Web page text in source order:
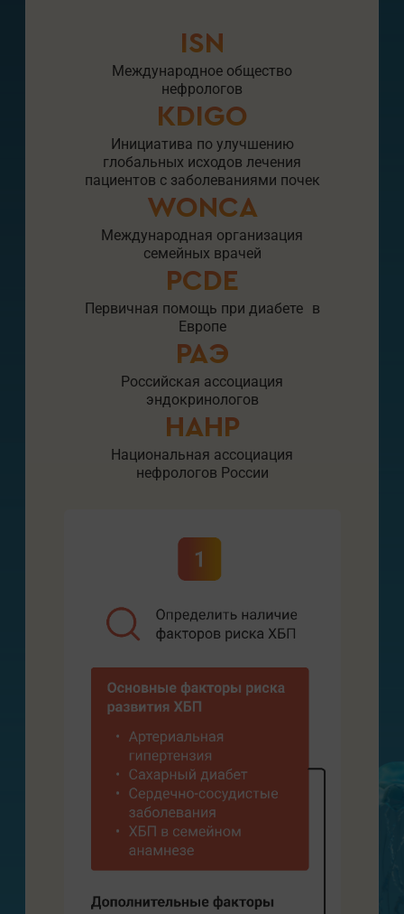
ISN
Международное общество
нефрологов
KDIGO
Инициатива по улучшению
глобальных исходов лечения
пациентов с заболеваниями почек
WONCA
Международная организация
семейных врачей
PCDE
Первичная помощь при диабете в
Европе
РАЭ
Российская ассоциация
эндокринологов
НАНР
Национальная ассоциация
нефрологов России